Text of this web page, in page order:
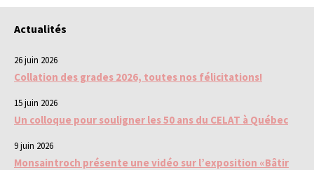
Actualités
26 juin 2026
Collation des grades 2026, toutes nos félicitations!
15 juin 2026
Un colloque pour souligner les 50 ans du CELAT à Québec
9 juin 2026
Monsaintroch présente une vidéo sur l’exposition «Bâtir